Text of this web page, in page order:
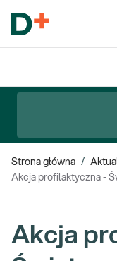
Strona główna /
Akcja profilaktyczna -
Akcja